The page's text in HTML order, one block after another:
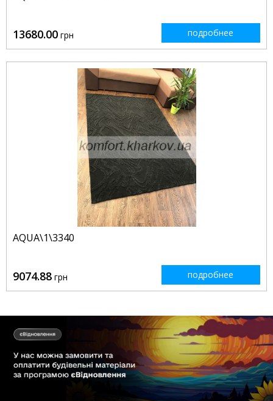
13680.00 грн подробнее
AQUA\1\3340
9074.88 грн подробнее